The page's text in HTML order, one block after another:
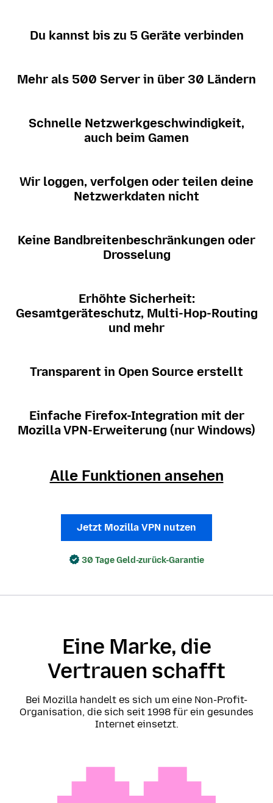
Du kannst bis zu 5 Geräte verbinden
Mehr als 500 Server in über 30 Ländern
Schnelle Netzwerkgeschwindigkeit,
auch beim Gamen
Wir loggen, verfolgen oder teilen deine
Netzwerkdaten nicht
Keine Bandbreitenbeschränkungen oder
Drosselung
Erhöhte Sicherheit:
Gesamtgeräteschutz, Multi-Hop-Routing
und mehr
Transparent in Open Source erstellt
Einfache Firefox-Integration mit der
Mozilla VPN-Erweiterung (nur Windows)
Alle Funktionen ansehen
Jetzt Mozilla VPN nutzen
30 Tage Geld-zurück-Garantie
Eine Marke, die
Vertrauen schafft
Bei Mozilla handelt es sich um eine Non-Profit-
Organisation, die sich seit 1998 für ein gesundes
Internet einsetzt.